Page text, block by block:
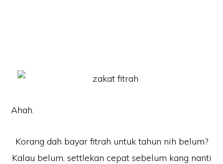
Ahah.
Korang dah bayar fitrah untuk tahun nih belum?
Kalau belum, settlekan cepat sebelum kang nanti